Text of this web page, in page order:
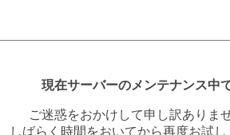
現在サーバーのメンテナンス中で
ご迷惑をおかけして申し訳ありま
しばらく時間をおいてから再度お試し